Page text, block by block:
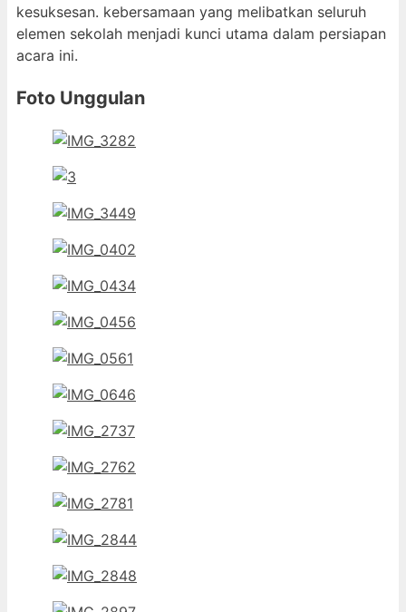
kesuksesan. kebersamaan yang melibatkan seluruh
elemen sekolah menjadi kunci utama dalam persiapan
acara ini.
Foto Unggulan